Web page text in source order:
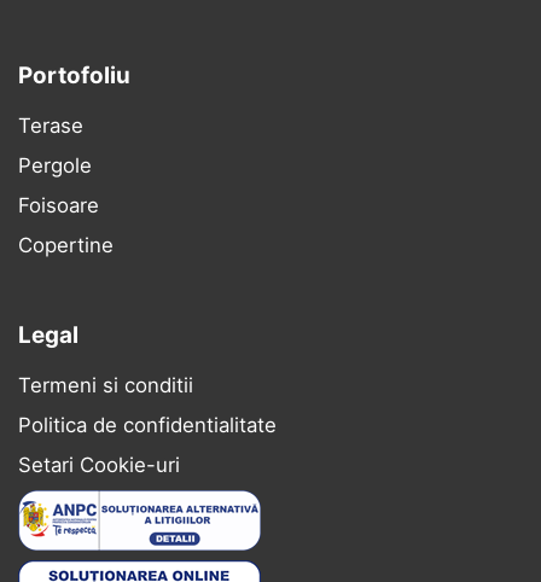
Portofoliu
Terase
Pergole
Foisoare
Copertine
Legal
Termeni si conditii
Politica de confidentialitate
Setari Cookie-uri